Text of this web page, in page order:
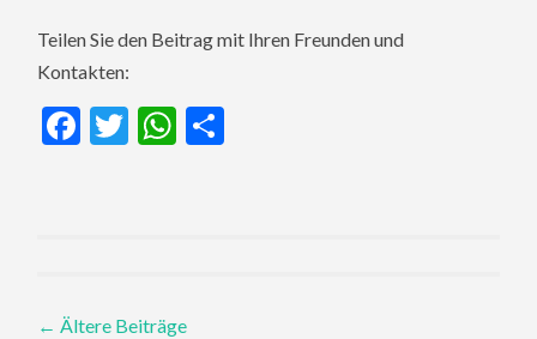
Teilen Sie den Beitrag mit Ihren Freunden und
Kontakten:
Facebook
TwitterWhatsApp
Posts
← Ältere Beiträge